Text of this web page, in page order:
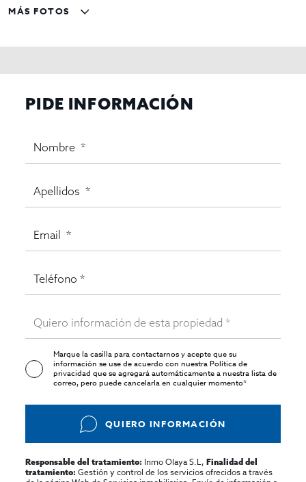
MÁS FOTOS
PIDE INFORMACIÓN
Marque la casilla para contactarnos y acepte que su
información se use de acuerdo con nuestraPolítica de
privacidadque se agregará automáticamente a nuestra lista de
correo, pero puede cancelarla en cualquier momento*
QUIERO INFORMACIÓN
Responsable del tratamiento: Inmo Olaya S.L,Finalidad del
tratamiento: Gestión y control de los servicios ofrecidos a través